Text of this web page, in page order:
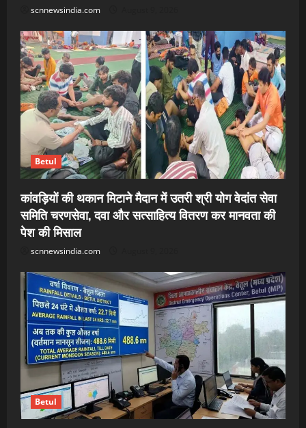
scnnewsindia.com
Betul
कांवड़ियों की थकान मिटाने मैदान में उतरी श्री योग वेदांत सेवा
समिति चरणसेवा, दवा और सत्साहित्य वितरण कर मानवता की
पेश की मिसाल
scnnewsindia.com
Betul